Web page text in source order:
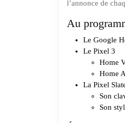
l’annonce de
Au
Le Google
Le Pixel 3
Home
Home
La Pixel
Son
Son